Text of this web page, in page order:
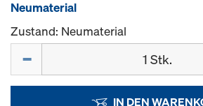
Neumaterial
Zustand: Neumaterial
IN DEN